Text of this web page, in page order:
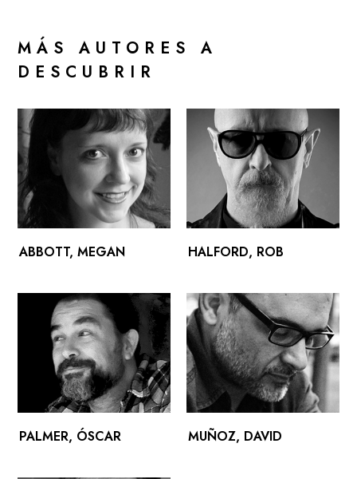
MÁS AUTORES A
DESCUBRIR
ABBOTT, MEGAN HALFORD, ROB
PALMER, ÓSCAR MUÑOZ, DAVID